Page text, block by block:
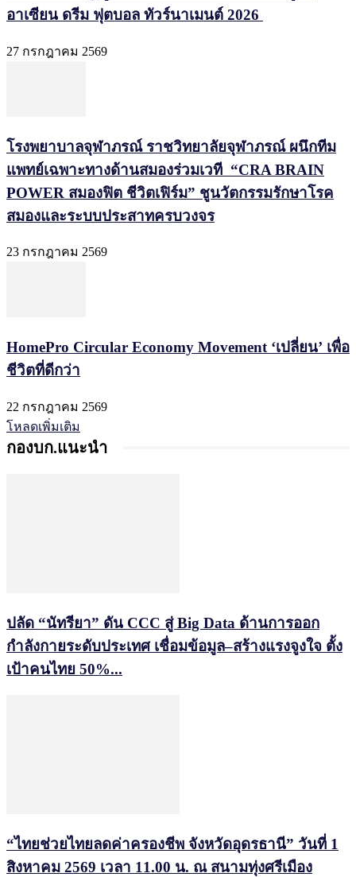
อาเซียน ดรีม ฟุตบอล ทัวร์นาเมนต์ 2026
27 กรกฎาคม 2569
โรงพยาบาลจุฬาภรณ์ ราชวิทยาลัยจุฬาภรณ์ ผนึกทีม
แพทย์เฉพาะทางด้านสมองร่วมเวที “CRA BRAIN
POWER สมองฟิต ชีวิตเฟิร์ม” ชูนวัตกรรมรักษาโรค
สมองและระบบประสาทครบวงจร
23 กรกฎาคม 2569
HomePro Circular Economy Movement ‘เปลี่ยน’ เพื่อ
ชีวิตที่ดีกว่า
22 กรกฎาคม 2569
โหลดเพิ่มเติม
กองบก.แนะนำ
ปลัด “นัทรียา” ดัน CCC สู่ Big Data ด้านการออก
กำลังกายระดับประเทศ เชื่อมข้อมูล–สร้างแรงจูงใจ ตั้ง
เป้าคนไทย 50%...
“ไทยช่วยไทยลดค่าครองชีพ จังหวัดอุดรธานี” วันที่ 1
สิงหาคม 2569 เวลา 11.00 น. ณ สนามทุ่งศรีเมือง